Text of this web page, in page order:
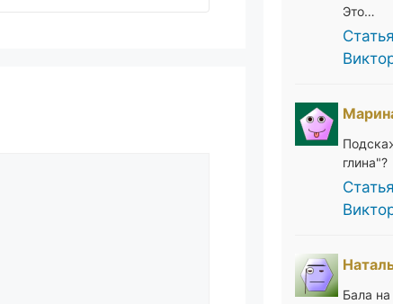
Это…
глина"?
Бала